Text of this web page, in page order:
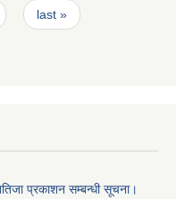
last »
प्रकाशन सम्बन्धी सूचना।